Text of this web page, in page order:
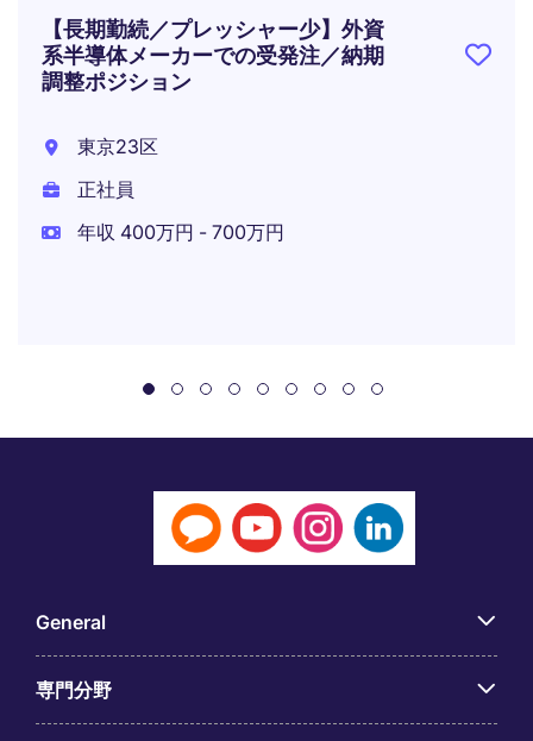
【長期勤続／プレッシャー少】外資
系半導体メーカーでの受発注／納期
調整ポジション
東京23区
正社員
年収 400万円 - 700万円
General
専門分野